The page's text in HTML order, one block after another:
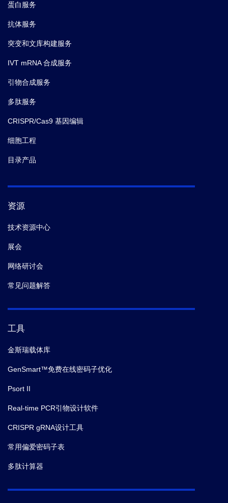
蛋白服务
抗体服务
突变和文库构建服务
IVT mRNA 合成服务
引物合成服务
多肽服务
CRISPR/Cas9 基因编辑
细胞工程
目录产品
资源
技术资源中心
展会
网络研讨会
常见问题解答
工具
金斯瑞载体库
GenSmart™免费在线密码子优化
Psort II
Real-time PCR引物设计软件
CRISPR gRNA设计工具
常用偏爱密码子表
多肽计算器